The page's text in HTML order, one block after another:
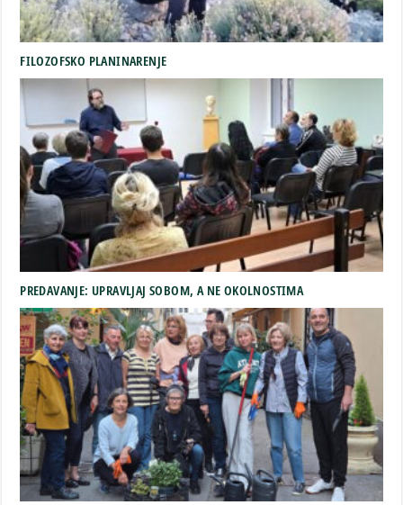
FILOZOFSKO PLANINARENJE
PREDAVANJE: UPRAVLJAJ SOBOM, A NE OKOLNOSTIMA